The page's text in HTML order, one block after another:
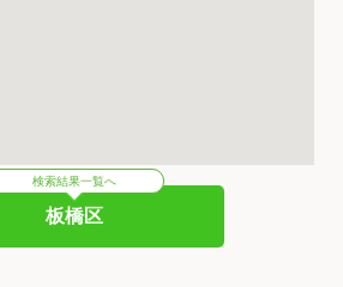
検索結果一覧へ
板橋区